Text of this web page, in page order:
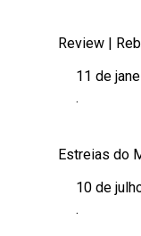
Review |
Data11 de
Em relação a
.
Estreias do
Data10 de
Em relação a
.